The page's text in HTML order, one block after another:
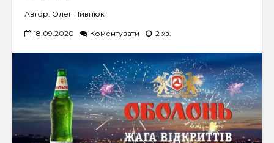
Автор: Олег Пивнюк
18.09.2020 Коментувати 2 хв.